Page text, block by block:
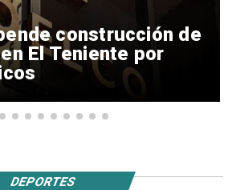
construcción de
El Teniente por
DEPORTES